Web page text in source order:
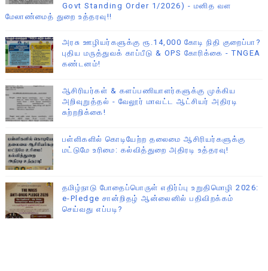
Govt Standing Order 1/2026) - மனித வள
மேலாண்மைத் துறை உத்தரவு!!
அரசு ஊழியர்களுக்கு ரூ.14,000 கோடி நிதி குறைப்பா?
புதிய மருத்துவக் காப்பீடு & OPS கோரிக்கை - TNGEA
கண்டனம்!
ஆசிரியர்கள் & களப்பணியாளர்களுக்கு முக்கிய
அறிவுறுத்தல் - வேலூர் மாவட்ட ஆட்சியர் அதிரடி
சுற்றறிக்கை!
பள்ளிகளில் கொடியேற்ற தலைமை ஆசிரியர்களுக்கு
மட்டுமே உரிமை: கல்வித்துறை அதிரடி உத்தரவு!
தமிழ்நாடு போதைப்பொருள் எதிர்ப்பு உறுதிமொழி 2026:
e-Pledge சான்றிதழ் ஆன்லைனில் பதிவிறக்கம்
செய்வது எப்படி?